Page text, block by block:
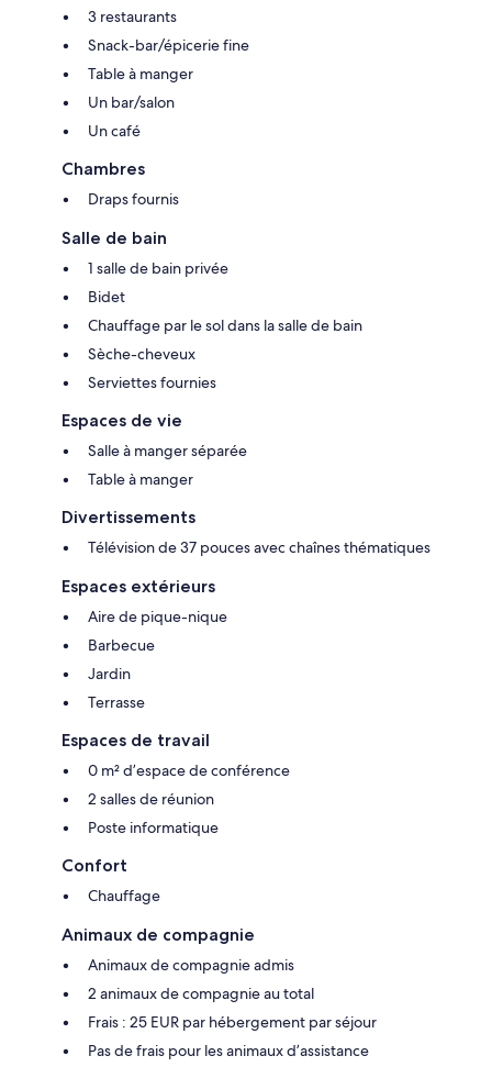
3 restaurants
Snack-bar/épicerie fine
Table à manger
Un bar/salon
Un café
Chambres
Draps fournis
Salle de bain
1 salle de bain privée
Bidet
Chauffage par le sol dans la salle de bain
Sèche-cheveux
Serviettes fournies
Espaces de vie
Salle à manger séparée
Table à manger
Divertissements
Télévision de 37 pouces avec chaînes thématiques
Espaces extérieurs
Aire de pique-nique
Barbecue
Jardin
Terrasse
Espaces de travail
0 m² d’espace de conférence
2 salles de réunion
Poste informatique
Confort
Chauffage
Animaux de compagnie
Animaux de compagnie admis
2 animaux de compagnie au total
Frais : 25 EUR par hébergement par séjour
Pas de frais pour les animaux d’assistance